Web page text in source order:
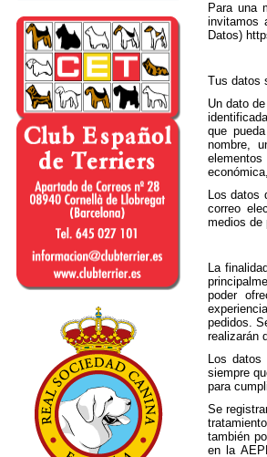
Para una
invitamos
Datos)
Tus datos
Un dato
que
nombre,
Los datos
correo
medios de
La
poder
pedidos.
realizarán
Los datos
siempre
para
Se
también
en la